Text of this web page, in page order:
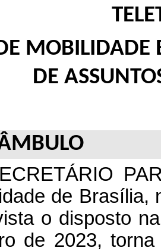
MOBILIDADE
DE
de Brasília,
o disposto
de 2023,